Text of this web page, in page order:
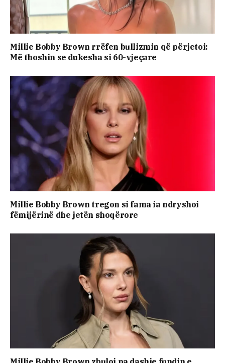
Millie Bobby Brown rrëfen bullizmin që përjetoi:
Më thoshin se dukesha si 60-vjeçare
Millie Bobby Brown tregon si fama ia ndryshoi
fëmijërinë dhe jetën shoqërore